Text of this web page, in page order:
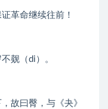
革命继续往前！
觌（di）。
故曰臀，与《夬》